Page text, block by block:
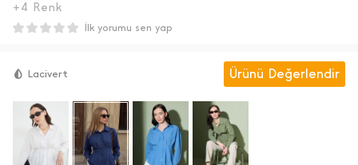
+4 Renk
İlk yorumu sen yap
Lacivert Ürünü Değerlendir